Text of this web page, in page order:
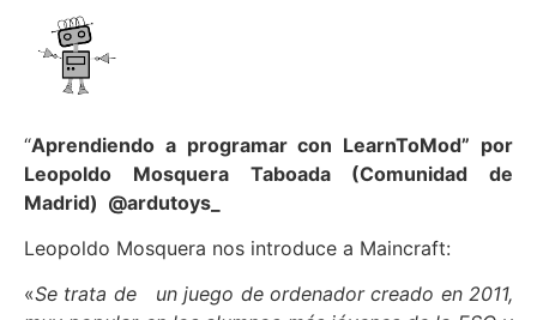
“Aprendiendo a programar con LearnToMod” por
Leopoldo Mosquera Taboada (Comunidad de
Madrid) @ardutoys_
Leopoldo Mosquera nos introduce a Maincraft:
«Se trata de un juego de ordenador creado en 2011,